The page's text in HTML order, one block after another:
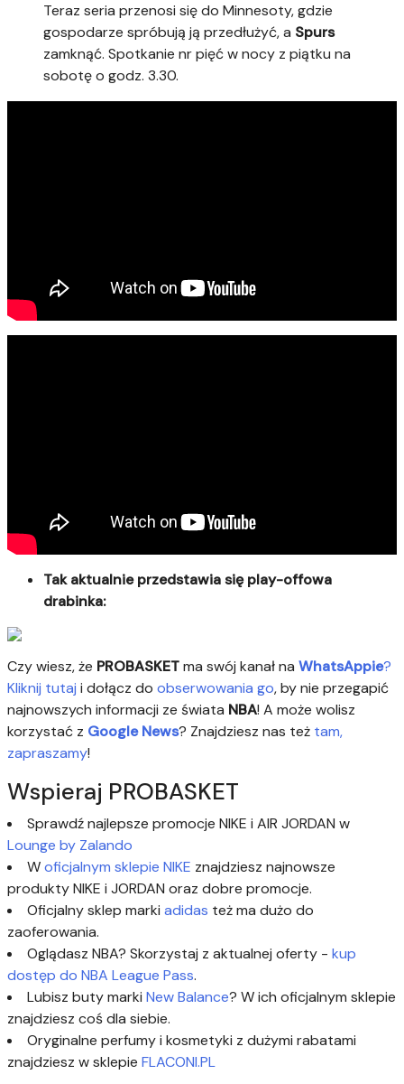
Teraz seria przenosi się do Minnesoty, gdzie
gospodarze spróbują ją przedłużyć, a Spurs
zamknąć. Spotkanie nr pięć w nocy z piątku na
sobotę o godz. 3.30.
Tak aktualnie przedstawia się play-offowa
drabinka:
Czy wiesz, że PROBASKETma swój kanał na WhatsAppie?
Kliknij tutaj i dołącz do obserwowania go, by nie przegapić
najnowszych informacji ze świata NBA! A może wolisz
korzystać z Google News? Znajdziesz nas też tam,
zapraszamy!
Wspieraj PROBASKET
Sprawdź najlepsze promocje NIKE i AIR JORDAN w
Lounge by Zalando
Woficjalnym sklepie NIKE znajdziesz najnowsze
produkty NIKE i JORDAN oraz dobre promocje.
Oficjalny sklep marki adidas też ma dużo do
zaoferowania.
Oglądasz NBA? Skorzystaj z aktualnej oferty - kup
dostęp do NBA League Pass.
Lubisz buty marki New Balance? W ich oficjalnym sklepie
znajdziesz coś dla siebie.
Oryginalne perfumy i kosmetyki z dużymi rabatami
znajdziesz w sklepie FLACONI.PL